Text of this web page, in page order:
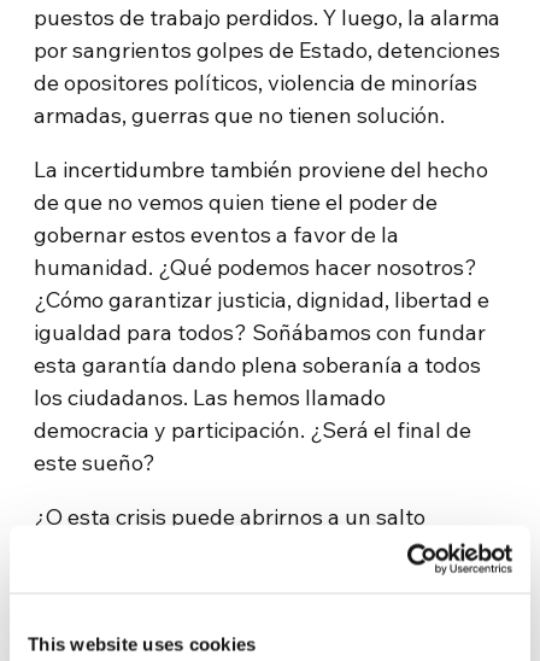
This website uses cookies
puestos de trabajo perdidos. Y luego, la alarma
por sangrientos golpes de Estado, detenciones
de opositores políticos, violencia de minorías
armadas, guerras que no tienen solución.
La incertidumbre también proviene del hecho
de que no vemos quien tiene el poder de
gobernar estos eventos a favor de la
humanidad. ¿Qué podemos hacer nosotros?
¿Cómo garantizar justicia, dignidad, libertad e
igualdad para todos? Soñábamos con fundar
esta garantía dando plena soberanía a todos
los ciudadanos. Las hemos llamado
democracia y participación. ¿Será el final de
este sueño?
¿O esta crisis puede abrirnos a un salto
cualitativo en “como” las comunidades
humanas gobiernan y se relacionan entre sí y